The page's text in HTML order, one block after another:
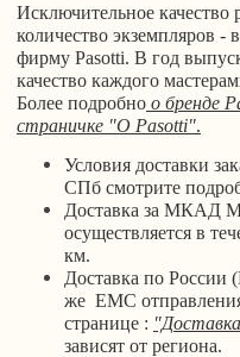
Исключительное
количество экземпляров -
фирму Pasotti. В год
качество каждого
Более подробно о бренде
страничке "О Pasotti".
Условия доставки
СПб смотрите
Доставка за МКАД
осуществляется в
км.
Доставка по
же ЕМС отправления
странице :
зависят от региона.